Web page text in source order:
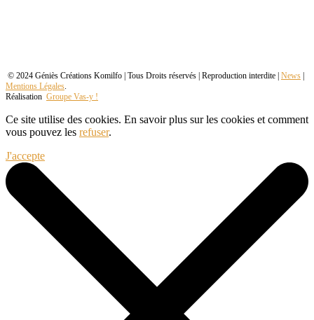
© 2024 Géniès Créations Komilfo | Tous Droits réservés | Reproduction interdite | News
Mentions Légales.
Réalisation Groupe Vas-y !
Ce site utilise des cookies. En savoir plus sur les cookies et comment
vous pouvez les refuser.
J'accepte